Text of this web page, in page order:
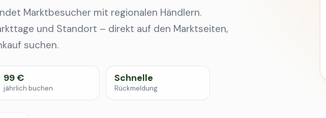
Marktbesucher mit regionalen Händlern.
und Standort – direkt auf den Marktseiten,
suchen.
99 €
jährlich buchen
Schnelle
Rückmeldung